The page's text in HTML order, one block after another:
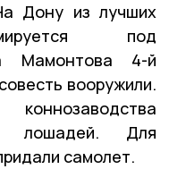
Дону из лучших
под
Мамонтова 4-й
вооружили.
лошадей. Для
самолет.